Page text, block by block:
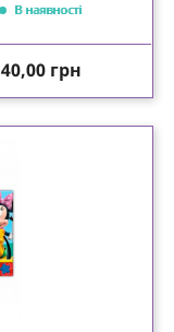
В наявності
Ціна
40,00 грн